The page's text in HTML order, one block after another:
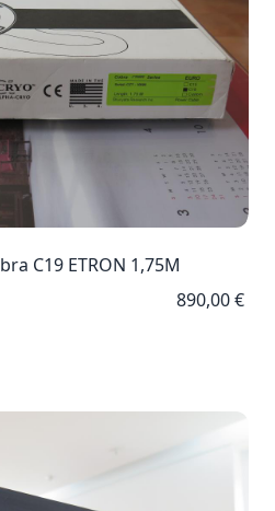
C19 ETRON 1,75M
890,00 €